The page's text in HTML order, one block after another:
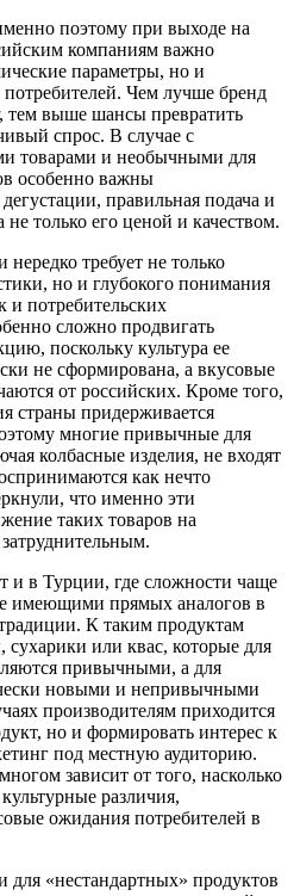
поэтому при выходе на
компаниям важно
параметры, но и
потребителей. Чем лучше бренд
тем выше шансы превратить
спрос. В случае с
товарами и необычными для
особенно важны
правильная подача и
не только его ценой и качеством.
требует не только
но и глубокого понимания
потребительских
сложно продвигать
поскольку культура ее
не сформирована, а вкусовые
от российских. Кроме того,
страны придерживается
многие привычные для
колбасные изделия, не входят
как нечто
что именно эти
таких товаров на
и в Турции, где сложности чаще
имеющими прямых аналогов в
К таким продуктам
сухарики или квас, которые для
привычными, а для
новыми и непривычными
производителям приходится
но и формировать интерес к
под местную аудиторию.
зависит от того, насколько
различия,
ожидания потребителей в
«нестандартных» продуктов